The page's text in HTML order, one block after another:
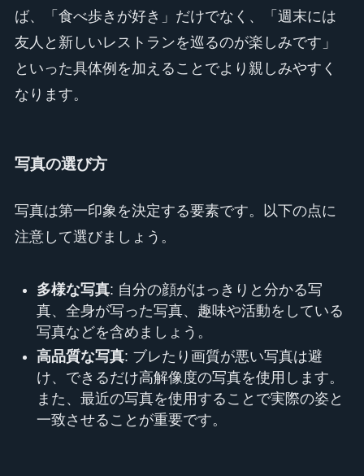
ば、「食べ歩きが好き」だけでなく、「週末には
友人と新しいレストランを巡るのが楽しみです」
といった具体例を加えることでより親しみやすく
なります。
写真の選び方
写真は第一印象を決定する要素です。以下の点に
注意して選びましょう。
多様な写真: 自分の顔がはっきりと分かる写
真、全身が写った写真、趣味や活動をしている
写真などを含めましょう。
高品質な写真: ブレたり画質が悪い写真は避
け、できるだけ高解像度の写真を使用します。
また、最近の写真を使用することで実際の姿と
一致させることが重要です。